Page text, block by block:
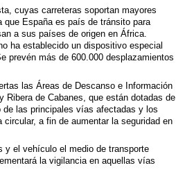
cuyas carreteras soportan mayores
que España es país de tránsito para
a sus países de origen en África.
ha establecido un dispositivo especial
prevén más de 600.000 desplazamientos
las Áreas de Descanso e Información
Ribera de Cabanes, que están dotadas de
las principales vías afectadas y los
a fin de aumentar la seguridad en
y el vehículo el medio de transporte
la vigilancia en aquellas vías